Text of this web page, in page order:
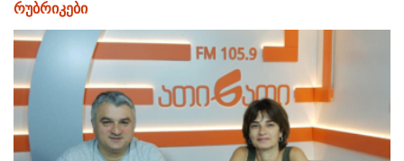
რუბრიკები